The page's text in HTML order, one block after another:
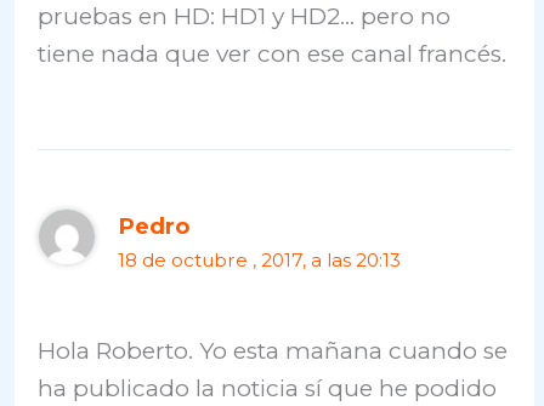
pruebas en HD: HD1 y HD2… pero no
tiene nada que ver con ese canal francés.
Pedro
18 de octubre , 2017, a las 20:13
Hola Roberto. Yo esta mañana cuando se
ha publicado la noticia sí que he podido